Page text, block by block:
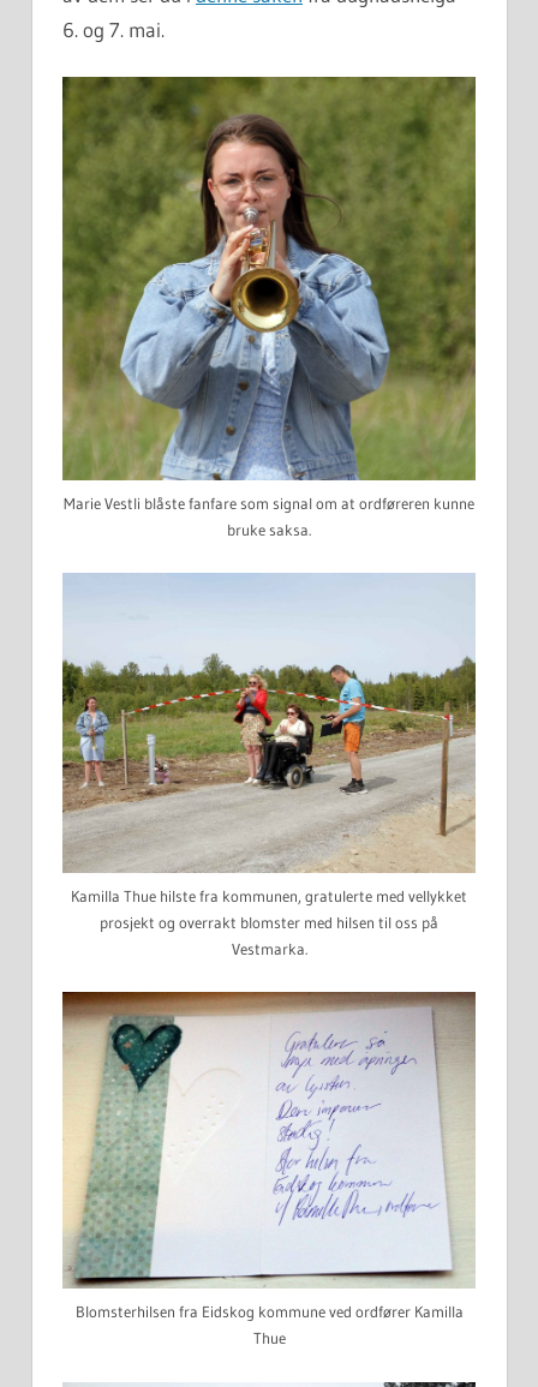
6. og 7. mai.
Marie Vestli blåste fanfare som signal om at ordføreren kunne
bruke saksa.
Kamilla Thue hilste fra kommunen, gratulerte med vellykket
prosjekt og overrakt blomster med hilsen til oss på
Vestmarka.
Blomsterhilsen fra Eidskog kommune ved ordfører Kamilla
Thue